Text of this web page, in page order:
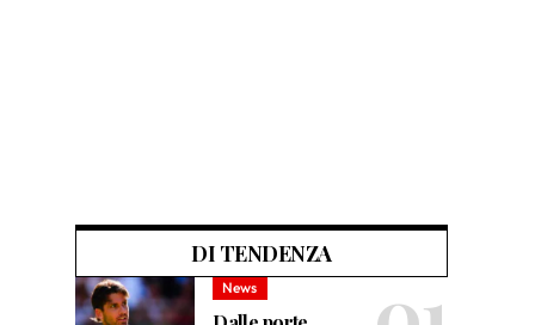
DI TENDENZA
News